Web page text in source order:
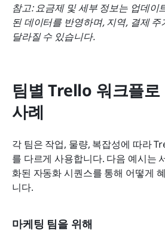
참고: 요금제 및 세부 정보는 업데이
된 데이터를 반영하며, 지역, 결제
달라질 수 있습니다.
팀별 Trello 워크플
사례
각 팀은 작업, 물량, 복잡성에 따라
를 다르게 사용합니다. 다음 예시는
화된 자동화 시퀀스를 통해 어떻게
니다.
마케팅 팀을 위해